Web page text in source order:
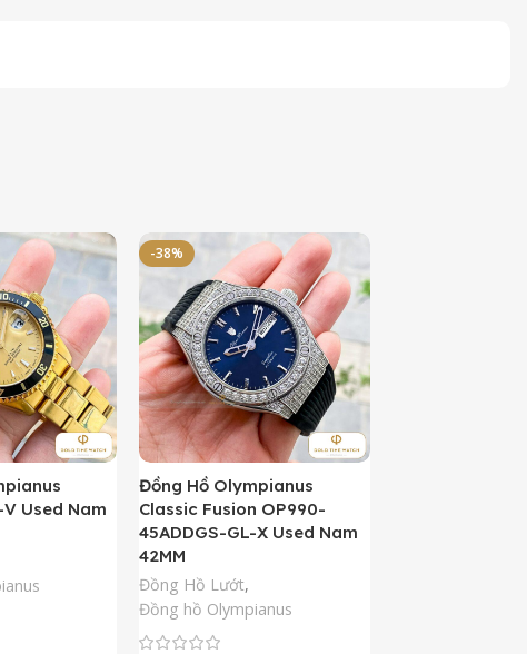
Used Nam
-38%
Đồng Hồ Olympianus
Classic Fusion OP990-
45ADDGS-GL-X Used Nam
42MM
Đồng Hồ Lướt,
Đồng hồ Olympianus